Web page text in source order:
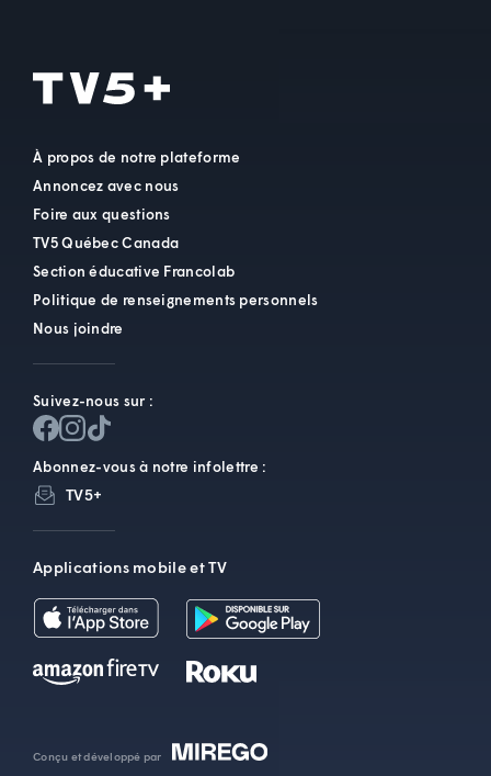
À propos de notre plateforme
Annoncez avec nous
Foire aux questions
TV5 Québec Canada
Section éducative Francolab
Politique de renseignements personnels
Nous joindre
Suivez-nous sur :
Abonnez-vous à notre infolettre :
TV5+
Applications mobile et TV
Conçu et développé par